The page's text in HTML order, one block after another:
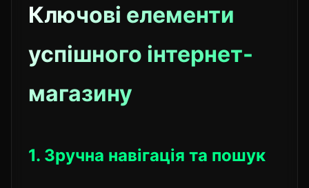
Ключові елементи
успішного інтернет-
магазину
1. Зручна навігація та пошук